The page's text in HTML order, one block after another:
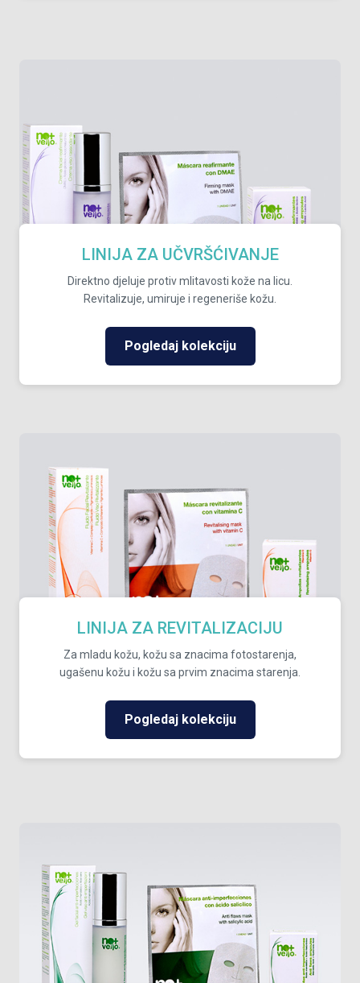
LINIJA ZA UČVRŠĆIVANJE
Direktno djeluje protiv mlitavosti kože na licu.
Revitalizuje, umiruje i regeneriše kožu.
Pogledaj kolekciju
LINIJA ZA REVITALIZACIJU
Za mladu kožu, kožu sa znacima fotostarenja,
ugašenu kožu i kožu sa prvim znacima starenja.
Pogledaj kolekciju